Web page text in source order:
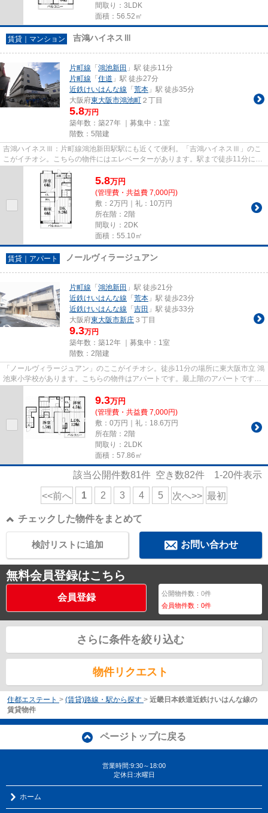
間取り：3LDK
面積：56.52㎡
賃貸｜マンション 吉鴻ハイネスⅢ
片町線 「 鴻池新田 」駅 徒歩11分
片町線 「 住道 」駅 徒歩27分
近鉄けいはんな線 「 荒本 」駅 徒歩35分
大阪府東大阪市鴻池町 ２丁目
5.8万円
築年数：築27年 ｜募集中： 1室
階数：5階建
吉鴻ハイネスⅢ：片町線鴻池新田駅駅にも近くて便利。「吉鴻ハイネスⅢ」のこ
こがイチオシ。こちらの物件にはエレベーターがあります。駅まで徒歩11分に立
地する物件です。できるだけ早...
5.8万円
(管理費・共益費 7,000円)
敷：2万円｜礼：10万円
所在階：2階
間取り：2DK
面積：55.10㎡
賃貸｜アパート ノールヴィラージュアン
片町線 「 鴻池新田 」駅 徒歩21分
近鉄けいはんな線 「 荒本 」駅 徒歩23分
近鉄けいはんな線 「 吉田 」駅 徒歩33分
大阪府東大阪市新庄 ３丁目
9.3万円
築年数：築12年 ｜募集中： 1室
階数：2階建
「ノールヴィラージュアン」のここがイチオシ。徒歩11分の場所に東大阪市立 鴻
池東小学校があります。こちらの物件はアパートです。最上階のアパートです。
9.3万円
(管理費・共益費 7,000円)
敷：0万円｜礼：18.6万円
所在階：2階
間取り：2LDK
面積：57.86㎡
該当公開件数81件 空き数82件 1-20件表示
<<前へ 1 2 3 4 5 次へ>> 最初
チェックした物件をまとめて
お問い合わせ
検討リストに追加
無料会員登録はこちら
会員登録 公開物件数：0件
会員物件数：0件
さらに条件を絞り込む
物件リクエスト
住都エステート > (賃貸)路線・駅から探す > 近畿日本鉄道近鉄けいはんな線の
賃貸物件
ページトップに戻る
営業時間:9:30～18:00
定休日:水曜日
ホーム